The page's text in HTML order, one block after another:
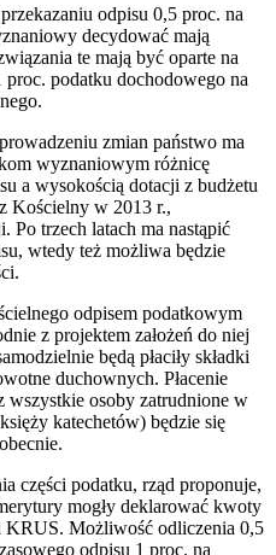
odpisu 0,5 proc. na
decydować mają
te mają być oparte na
podatku dochodowego na
zmian państwo ma
wyznaniowym różnicę
a wysokością dotacji z budżetu
Kościelny w 2013 r.,
trzech latach ma nastąpić
wtedy też możliwa będzie
odpisem podatkowym
z projektem założeń do niej
będą płaciły składki
duchownych. Płacenie
wszystkie osoby zatrudnione w
katechetów) będzie się
części podatku, rząd proponuje,
mogły deklarować kwoty
KRUS. Możliwość odliczenia 0,5
odpisu 1 proc. na